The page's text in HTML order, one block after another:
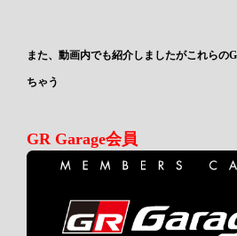
また、動画内でも紹介しましたがこれらの
ちゃう
GR Garage会員